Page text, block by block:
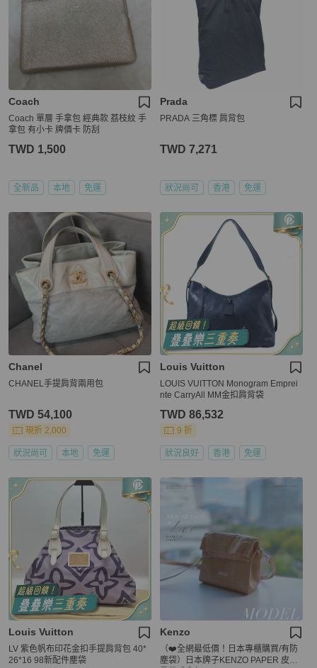
Coach
Coach 單層 手拿包 經典款 荔枝紋 手
拿包 有小卡 牌價卡 防刮
TWD 1,500
全新品 本地 免運
Prada
PRADA 三角標 肩背包
TWD 7,271
狀況尚可 香港 免運
Chanel
CHANEL手提肩背兩用包
TWD 54,100
現折 2,000
狀況尚可 本地 免運
Louis Vuitton
LOUIS VUITTON Monogram Emprei
nte CarryAll MM金扣肩背袋
TWD 86,532
9 折
狀況良好 香港 免運
Louis Vuitton
LV 紫色帆布印花金扣手提肩背包 40*
26*16 98新配件塵袋
Kenzo
（❤️全網最低價！日本專櫃購買/有防
塵袋）日本牌子KENZO PAPER 皮革